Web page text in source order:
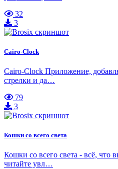
32
3
Cairo-Clock
Cairo-Clock Приложение,
стрелки и да…
79
3
Кошки со всего света
Кошки со всего света - всё, что
читайте увл…